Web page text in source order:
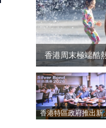
香港周末極端酷
香港特區政府